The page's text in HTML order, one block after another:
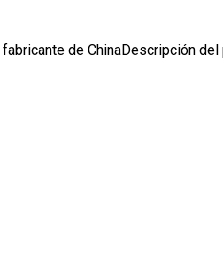
de ChinaDescripción del